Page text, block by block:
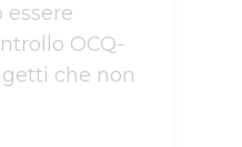
essere
OCQ-
che non